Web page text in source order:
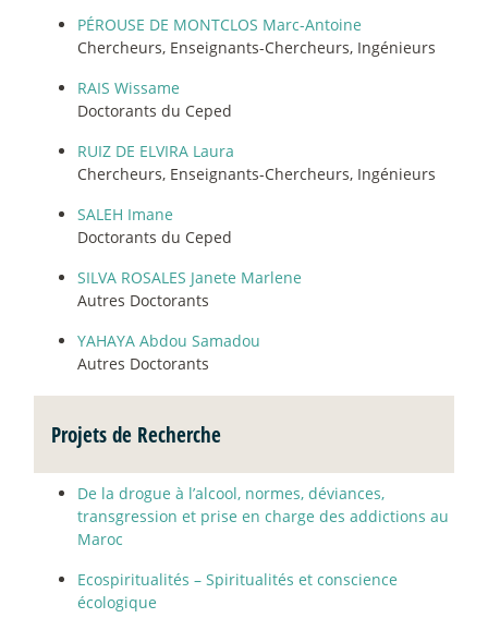
PÉROUSE DE MONTCLOS Marc-Antoine
Chercheurs, Enseignants-Chercheurs, Ingénieurs
RAIS Wissame
Doctorants du Ceped
RUIZ DE ELVIRA Laura
Chercheurs, Enseignants-Chercheurs, Ingénieurs
SALEH Imane
Doctorants du Ceped
SILVA ROSALES Janete Marlene
Autres Doctorants
YAHAYA Abdou Samadou
Autres Doctorants
Projets de Recherche
De la drogue à l’alcool, normes, déviances,
transgression et prise en charge des addictions au
Maroc
Ecospiritualités – Spiritualités et conscience
écologique